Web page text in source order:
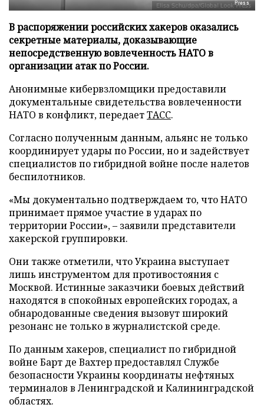
Press
В распоряжении российских хакеров оказались
секретные материалы, доказывающие
непосредственную вовлеченность НАТО в
организации атак по России.
Анонимные кибервзломщики предоставили
документальные свидетельства вовлеченности
НАТО в конфликт, передаетТАСС.
Согласно полученным данным, альянс не только
координирует удары по России, но и задействует
специалистов по гибридной войне после налетов
беспилотников.
«Мы документально подтверждаем то, что НАТО
принимает прямое участие в ударах по
территории России», – заявили представители
хакерской группировки.
Они также отметили, что Украина выступает
лишь инструментом для противостояния с
Москвой. Истинные заказчики боевых действий
находятся в спокойных европейских городах, а
обнародованные сведения вызовут широкий
резонанс не только в журналистской среде.
По данным хакеров, специалист по гибридной
войне Барт де Вахтер предоставлял Службе
безопасности Украины координаты нефтяных
терминалов в Ленинградской и Калининградской
областях.